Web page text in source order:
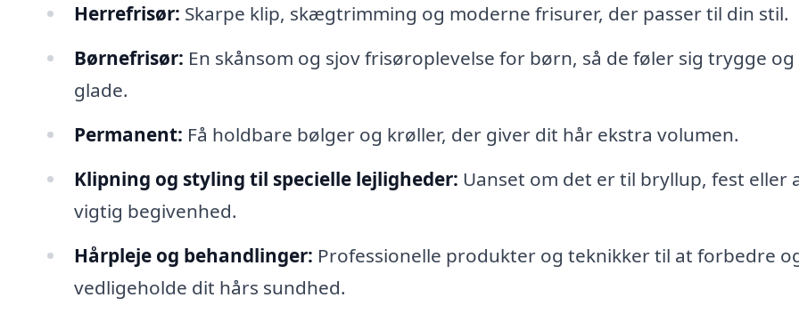
Herrefrisør: Skarpe klip, skægtrimming og moderne frisurer, der passer til din stil.
Børnefrisør: En skånsom og sjov frisøroplevelse for børn, så de føler sig trygge og
glade.
Permanent: Få holdbare bølger og krøller, der giver dit hår ekstra volumen.
Klipning og styling til specielle lejligheder: Uanset om det er til bryllup, fest eller
vigtig begivenhed.
Hårpleje og behandlinger: Professionelle produkter og teknikker til at forbedre
vedligeholde dit hårs sundhed.